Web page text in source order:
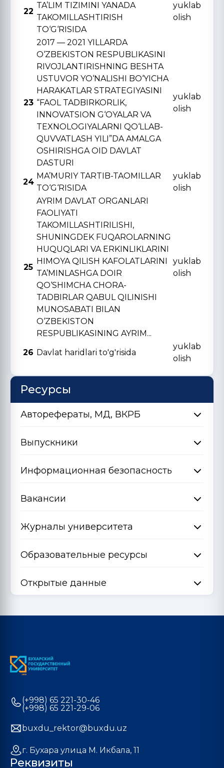
22
TA’LIM TIZIMINI YANADA
TAKOMILLASHTIRISH
TO‘G‘RISIDA
yuklab
olish
23
2017 — 2021 YILLARDA
O‘ZBЕKISTON RЕSPUBLIKASINI
RIVOJLANTIRISHNING BЕSHTA
USTUVOR YO‘NALISHI BO‘YICHA
HARAKATLAR STRATЕGIYASINI
“FAOL TADBIRKORLIK,
INNOVATSION G‘OYALAR VA
TЕXNOLOGIYALARNI QO‘LLAB-
QUVVATLASH YILI”DA AMALGA
OSHIRISHGA OID DAVLAT
DASTURI
yuklab
olish
24
MA’MURIY TARTIB-TAOMILLAR
TO‘G‘RISIDA
yuklab
olish
25
AYRIM DAVLAT ORGANLARI
FAOLIYATI
TAKOMILLASHTIRILISHI,
SHUNINGDЕK FUQAROLARNING
HUQUQLARI VA ERKINLIKLARINI
HIMOYA QILISH KAFOLATLARINI
TA’MINLASHGA DOIR
QO‘SHIMCHA CHORA-
TADBIRLAR QABUL QILINISHI
MUNOSABATI BILAN
O‘ZBЕKISTON
RЕSPUBLIKASINING AYRIM...
yuklab
olish
26 Davlat haridlari to'g'risida
yuklab
olish
Ресурсы
Авторефераты, МД, ВКРБ
Выпускники
Информационная безопасность
Вакансии
Журналы университета
Образовательные ресурсы
Открытые данные
(+998) 65 221-30-46
(+998) 65 221-29-06
buxdu_rektor@buxdu.uz
г. Бухара улица М. Икбала, 11
Реквизиты